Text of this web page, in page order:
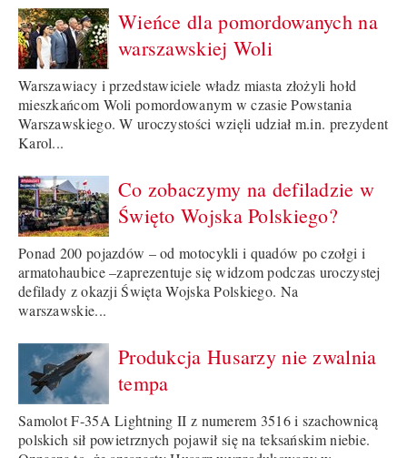
Wieńce dla pomordowanych na
warszawskiej Woli
Warszawiacy i przedstawiciele władz miasta złożyli hołd
mieszkańcom Woli pomordowanym w czasie Powstania
Warszawskiego. W uroczystości wzięli udział m.in. prezydent
Karol...
Co zobaczymy na defiladzie w
Święto Wojska Polskiego?
Ponad 200 pojazdów – od motocykli i quadów po czołgi i
armatohaubice –zaprezentuje się widzom podczas uroczystej
defilady z okazji Święta Wojska Polskiego. Na
warszawskie...
Produkcja Husarzy nie zwalnia
tempa
Samolot F-35A Lightning II z numerem 3516 i szachownicą
polskich sił powietrznych pojawił się na teksańskim niebie.